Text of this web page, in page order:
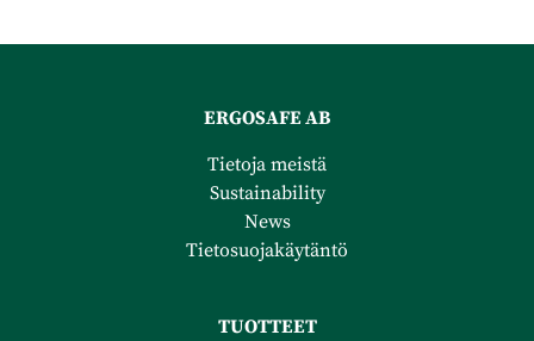
ERGOSAFE AB
Tietoja meistä
Sustainability
News
Tietosuojakäytäntö
TUOTTEET